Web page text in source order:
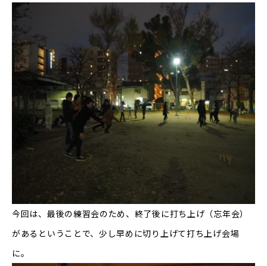
今回は、最後の練習会のため、終了後に打ち上げ（忘年会）
があるということで、少し早めに切り上げて打ち上げ会場
に。